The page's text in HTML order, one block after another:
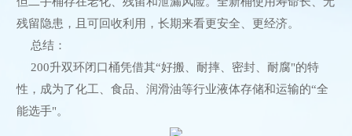
残留隐患，且可回收利用，长期来看更安全、更经济。
总结：
200升双环闭口桶凭借其“好搬、耐摔、密封、耐腐"的特
性，成为了化工、食品、润滑油等行业液体存储和运输的“全
能选手"。